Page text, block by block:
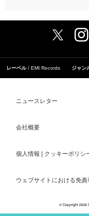
レーベル EMI Records ジャン
ニュースレター
会社概要
個人情報 | クッキーポリシ
ウェブサイトにおける免責
© Copyright 2026